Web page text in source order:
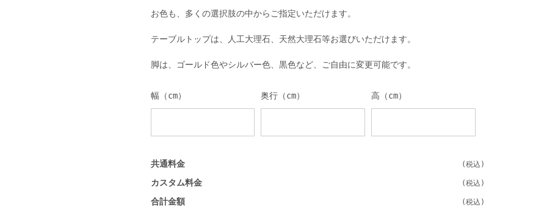
お色も、多くの選択肢の中からご指定いただけます。
テーブルトップは、人工大理石、天然大理石等お選びいただけます。
脚は、ゴールド色やシルバー色、黒色など、ご自由に変更可能です。
幅（cm） 奥行（cm） 高（cm）
共通料金
カスタム料金
合計金額